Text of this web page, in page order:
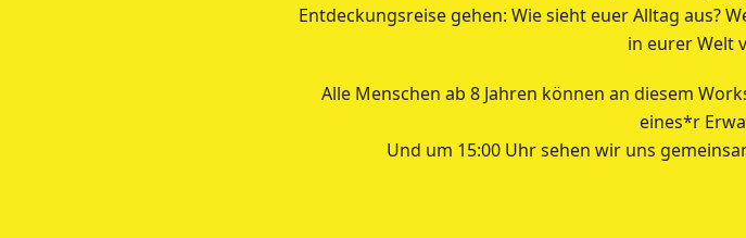
Entdeckungsreise gehen: Wie sieht euer Alltag aus?
in eurer Welt
Alle Menschen ab 8 Jahren können an diesem
eines*r
Und um 15:00 Uhr sehen wir uns